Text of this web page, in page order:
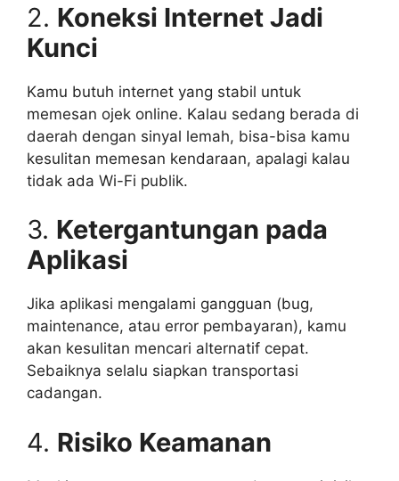
2. Koneksi Internet Jadi
Kunci
Kamu butuh internet yang stabil untuk
memesan ojek online. Kalau sedang berada di
daerah dengan sinyal lemah, bisa-bisa kamu
kesulitan memesan kendaraan, apalagi kalau
tidak ada Wi-Fi publik.
3. Ketergantungan pada
Aplikasi
Jika aplikasi mengalami gangguan (bug,
maintenance, atau error pembayaran), kamu
akan kesulitan mencari alternatif cepat.
Sebaiknya selalu siapkan transportasi
cadangan.
4. Risiko Keamanan